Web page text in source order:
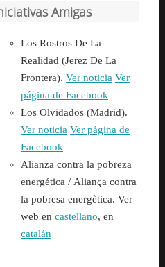
Amigas
Los Rostros De La
Realidad (Jerez De La
Frontera). Ver noticia Ver
página de Facebook
Los Olvidados (Madrid).
Ver noticia Ver página de
Facebook
Alianza contra la pobreza
energética / Aliança contra
la pobresa energètica. Ver
web en castellano, en
catalán